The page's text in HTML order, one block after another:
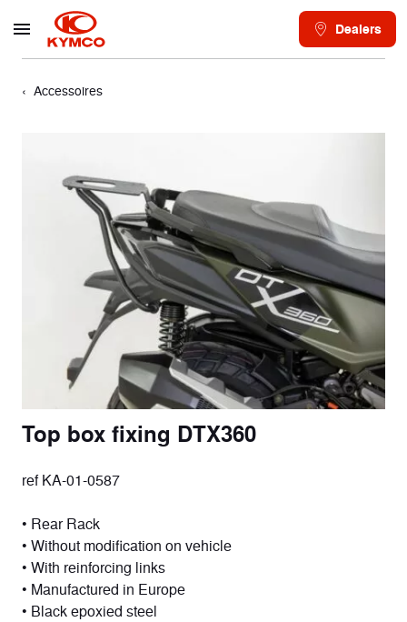
Dealers
Accessoires
Top box fixing DTX360
ref KA-01-0587
• Rear Rack
• Without modification on vehicle
• With reinforcing links
• Manufactured in Europe
• Black epoxied steel